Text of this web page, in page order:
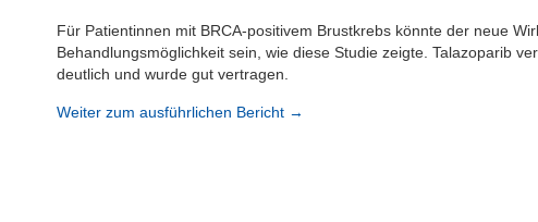
Für Patientinnen mit BRCA-positivem Brustkrebs könnte der neue
Behandlungsmöglichkeit sein, wie diese Studie zeigte. Talazoparib
deutlich und wurde gut vertragen.
Weiter zum ausführlichen Bericht →